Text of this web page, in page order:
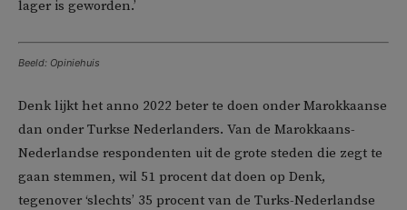
lager is geworden.’
Beeld: Opiniehuis
Denk lijkt het anno 2022 beter te doen onder Marokkaanse
dan onder Turkse Nederlanders. Van de Marokkaans-
Nederlandse respondenten uit de grote steden die zegt te
gaan stemmen, wil 51 procent dat doen op Denk,
tegenover ‘slechts’ 35 procent van de Turks-Nederlandse